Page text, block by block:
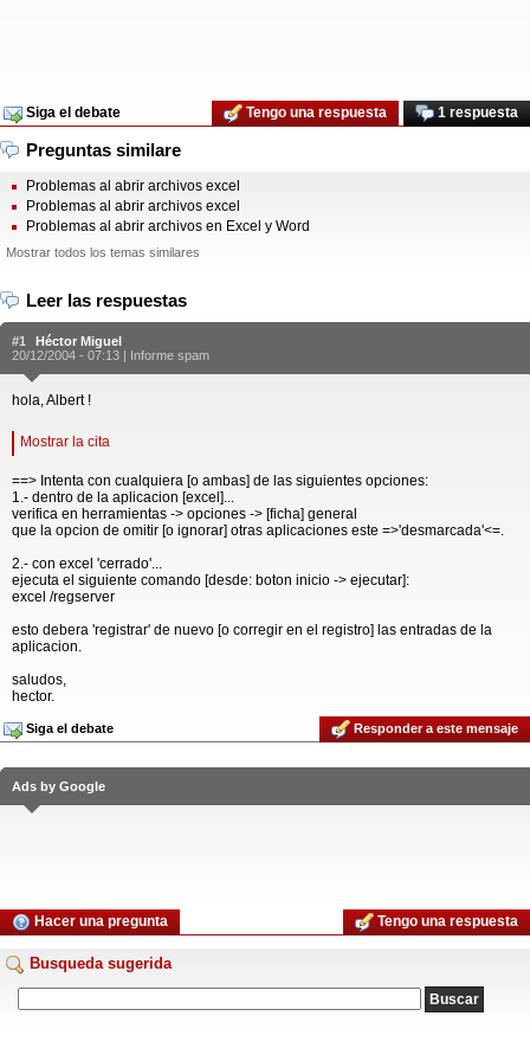
Siga el debate 1 respuesta
Tengo una respuesta
Preguntas similare
Problemas al abrir archivos excel
Problemas al abrir archivos excel
Problemas al abrir archivos en Excel y Word
Mostrar todos los temas similares
Leer las respuestas
#1
Héctor Miguel
20/12/2004 - 07:13 | Informe spam
hola, Albert !
Mostrar la cita
==> Intenta con cualquiera [o ambas] de las siguientes opciones:
1.- dentro de la aplicacion [excel]...
verifica en herramientas -> opciones -> [ficha] general
que la opcion de omitir [o ignorar] otras aplicaciones este =>'desmarcada'<=.
2.- con excel 'cerrado'...
ejecuta el siguiente comando [desde: boton inicio -> ejecutar]:
excel /regserver
esto debera 'registrar' de nuevo [o corregir en el registro] las entradas de la
aplicacion.
saludos,
hector.
Siga el debate Responder a este mensaje
Ads by Google
Hacer una pregunta Tengo una respuesta
Busqueda sugerida